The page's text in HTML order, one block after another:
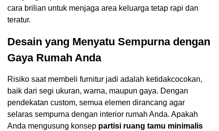
cara brilian untuk menjaga area keluarga tetap rapi dan
teratur.
Desain yang Menyatu Sempurna dengan
Gaya Rumah Anda
Risiko saat membeli furnitur jadi adalah ketidakcocokan,
baik dari segi ukuran, warna, maupun gaya. Dengan
pendekatan custom, semua elemen dirancang agar
selaras sempurna dengan interior rumah Anda. Apakah
Anda mengusung konsep partisi ruang tamu minimalis